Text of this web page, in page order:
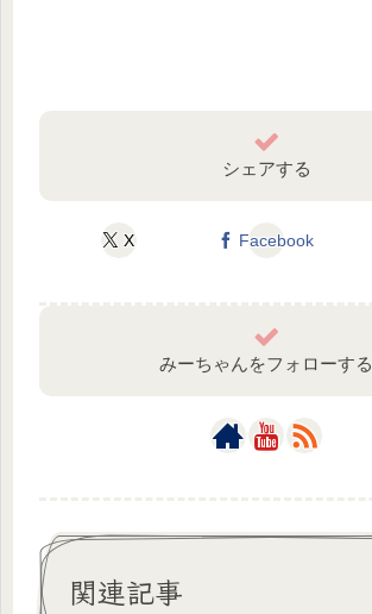
シェアする
X Facebook
みーちゃんをフォローする
関連記事